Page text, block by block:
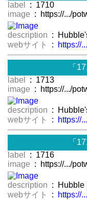
label
: 1710
image : https://.../
description :
webサイト
: https://
「
label
: 1713
image : https://.../
description :
webサイト
: https://
「
label
: 1716
image : https://.../
description : Hubble
webサイト
: https://